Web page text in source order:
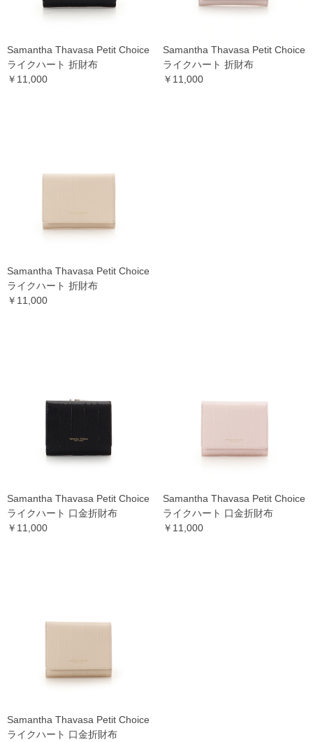
Samantha Thavasa Petit Choice
ライクハート 折財布
￥11,000
Samantha Thavasa Petit Choice
ライクハート 折財布
￥11,000
Samantha Thavasa Petit Choice
ライクハート 折財布
￥11,000
Samantha Thavasa Petit Choice
ライクハート 口金折財布
￥11,000
Samantha Thavasa Petit Choice
ライクハート 口金折財布
￥11,000
Samantha Thavasa Petit Choice
ライクハート 口金折財布